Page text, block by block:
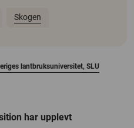
Skogen
lantbruksuniversitet, SLU
har upplevt